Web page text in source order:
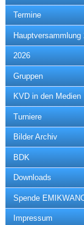
Termine
Hauptversammlung
2026
Gruppen
KVD in den Medien
Turniere
Bilder Archiv
BDK
Downloads
Spende
Impressum